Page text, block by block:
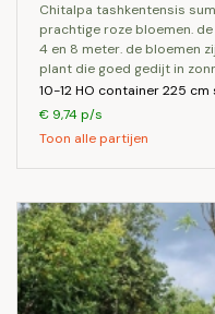
chitalpa tashkentensis summer bells is een boom of struik met
prachtige roze bloemen.
4 en 8 meter. de bloemen
plant die goed gedijt in
10-12 HO container 225 cm
€ 9,74 p/s
Toon alle partijen